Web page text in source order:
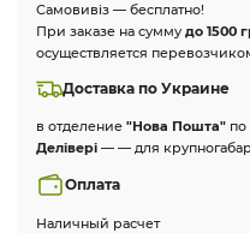
Самовивіз — бесплатно!
При заказе на сумму до 1500
осуществляется
Доставка по Украине
в отделение "Нова Пошта"
Делівері — — для
Оплата
Наличный расчет